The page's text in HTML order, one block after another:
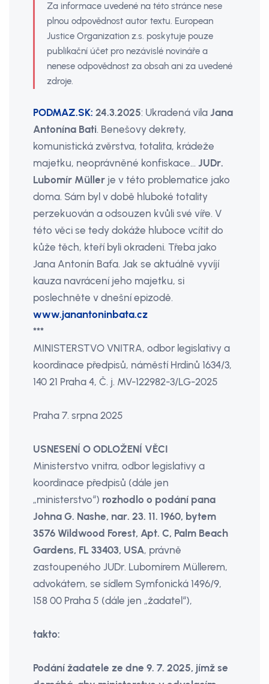
Za informace uvedené na této stránce nese
plnou odpovědnost autor textu. European
Justice Organization z.s. poskytuje pouze
publikační účet pro nezávislé novináře a
nenese odpovědnost za obsah ani za uvedené
zdroje.
PODMAZ.SK: 24.3.2025: Ukradená vila Jana
Antonína Bati. Benešovy dekrety,
komunistická zvěrstva, totalita, krádeže
majetku, neoprávněné konfiskace... JUDr.
Lubomír Müller je v této problematice jako
doma. Sám byl v době hluboké totality
perzekuován a odsouzen kvůli své víře. V
této věci se tedy dokáže hluboce vcítit do
kůže těch, kteří byli okradeni. Třeba jako
Jana Antonín Baťa. Jak se aktuálně vyvíjí
kauza navrácení jeho majetku, si
poslechněte v dnešní epizodě.
www.janantoninbata.cz
***
MINISTERSTVO VNITRA, odbor legislativy a
koordinace předpisů, náměstí Hrdinů 1634/3,
140 21 Praha 4, Č. j. MV-122982-3/LG-2025
Praha 7. srpna 2025
USNESENÍ O ODLOŽENÍ VĚCI
Ministerstvo vnitra, odbor legislativy a
koordinace předpisů (dále jen
„ministerstvo“) rozhodlo o podání pana
Johna G. Nashe, nar. 23. 11. 1960, bytem
3576 Wildwood Forest, Apt. C, Palm Beach
Gardens, FL 33403, USA, právně
zastoupeného JUDr. Lubomírem Müllerem,
advokátem, se sídlem Symfonická 1496/9,
158 00 Praha 5 (dále jen „žadatel“),
takto:
Podání žadatele ze dne 9. 7. 2025, jímž se